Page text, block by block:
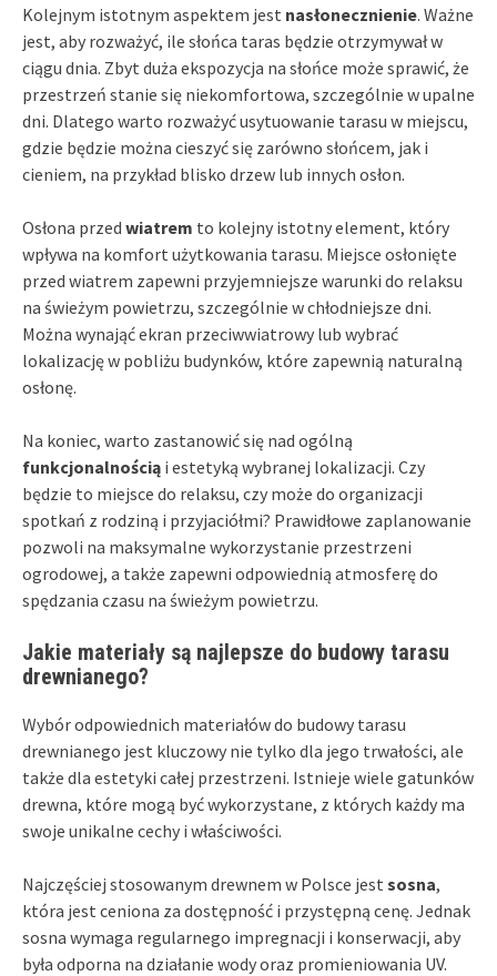
Kolejnym istotnym aspektem jest nasłonecznienie. Ważne
jest, aby rozważyć, ile słońca taras będzie otrzymywał w
ciągu dnia. Zbyt duża ekspozycja na słońce może sprawić, że
przestrzeń stanie się niekomfortowa, szczególnie w upalne
dni. Dlatego warto rozważyć usytuowanie tarasu w miejscu,
gdzie będzie można cieszyć się zarówno słońcem, jak i
cieniem, na przykład blisko drzew lub innych osłon.
Osłona przed wiatrem to kolejny istotny element, który
wpływa na komfort użytkowania tarasu. Miejsce osłonięte
przed wiatrem zapewni przyjemniejsze warunki do relaksu
na świeżym powietrzu, szczególnie w chłodniejsze dni.
Można wynająć ekran przeciwwiatrowy lub wybrać
lokalizację w pobliżu budynków, które zapewnią naturalną
osłonę.
Na koniec, warto zastanowić się nad ogólną
funkcjonalnością i estetyką wybranej lokalizacji. Czy
będzie to miejsce do relaksu, czy może do organizacji
spotkań z rodziną i przyjaciółmi? Prawidłowe zaplanowanie
pozwoli na maksymalne wykorzystanie przestrzeni
ogrodowej, a także zapewni odpowiednią atmosferę do
spędzania czasu na świeżym powietrzu.
Jakie materiały są najlepsze do budowy tarasu
drewnianego?
Wybór odpowiednich materiałów do budowy tarasu
drewnianego jest kluczowy nie tylko dla jego trwałości, ale
także dla estetyki całej przestrzeni. Istnieje wiele gatunków
drewna, które mogą być wykorzystane, z których każdy ma
swoje unikalne cechy i właściwości.
Najczęściej stosowanym drewnem w Polsce jest sosna,
która jest ceniona za dostępność i przystępną cenę. Jednak
sosna wymaga regularnego impregnacji i konserwacji, aby
była odporna na działanie wody oraz promieniowania UV.